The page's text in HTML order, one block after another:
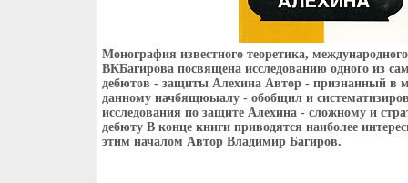
Монография известного теоретика, международного
ВКБагирова посвящена исследованию одного из
дебютов - защиты Алехина Автор - признанный в
данному начбящюыалу - обобщил и
исследования по защите Алехина - сложному и
дебюту В конце книги приводятся наиболее
этим началом Автор Владимир Багиров.